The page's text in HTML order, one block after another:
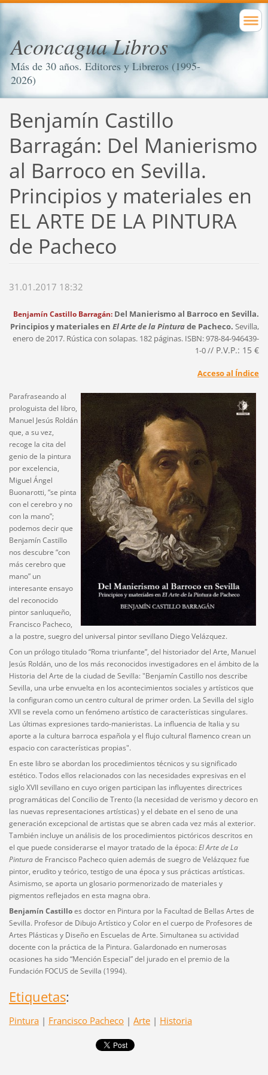
Aconcagua Libros
Más de 30 años. Editores y Libreros (1995-
2026)
Benjamín Castillo
Barragán: Del Manierismo
al Barroco en Sevilla.
Principios y materiales en
EL ARTE DE LA PINTURA
de Pacheco
31.01.2017 18:32
Benjamín Castillo Barragán: Del Manierismo al Barroco en Sevilla.
Principios y materiales enEl Arte de la Pinturade Pacheco.Sevilla,
enero de 2017. Rústica con solapas. 182 páginas. ISBN: 978-84-946439-
1-0 // P.V.P.: 15 €
Acceso al Índice
Parafraseando al
prologuista del libro,
Manuel Jesús Roldán
que, a su vez,
recoge la cita del
genio de la pintura
por excelencia,
Miguel Ángel
Buonarotti, “se pinta
con el cerebro y no
con la mano”;
podemos decir que
Benjamín Castillo
nos descubre “con
más cerebro que
mano” un
interesante ensayo
del reconocido
pintor sanluqueño,
Francisco Pacheco,
a la postre, suegro del universal pintor sevillano Diego Velázquez.
Con un prólogo titulado “Roma triunfante”, del historiador del Arte, Manuel
Jesús Roldán, uno de los más reconocidos investigadores en el ámbito de la
Historia del Arte de la ciudad de Sevilla: "Benjamín Castillo nos describe
Sevilla, una urbe envuelta en los acontecimientos sociales y artísticos que
la configuran como un centro cultural de primer orden. La Sevilla del siglo
XVII se revela como un fenómeno artístico de características singulares.
Las últimas expresiones tardo-manieristas. La influencia de Italia y su
aporte a la cultura barroca española y el flujo cultural flamenco crean un
espacio con características propias".
En este libro se abordan los procedimientos técnicos y su significado
estético. Todos ellos relacionados con las necesidades expresivas en el
siglo XVII sevillano en cuyo origen participan las influyentes directrices
programáticas del Concilio de Trento (la necesidad de verismo y decoro en
las nuevas representaciones artísticas) y el debate en el seno de una
generación excepcional de artistas que se abren cada vez más al exterior.
También incluye un análisis de los procedimientos pictóricos descritos en
el que puede considerarse el mayor tratado de la época: El Arte de La
Pinturade Francisco Pacheco quien además de suegro de Velázquez fue
pintor, erudito y teórico, testigo de una época y sus prácticas artísticas.
Asimismo, se aporta un glosario pormenorizado de materiales y
pigmentos reflejados en esta magna obra.
Benjamín Castilloes doctor en Pintura por la Facultad de Bellas Artes de
Sevilla. Profesor de Dibujo Artístico y Color en el cuerpo de Profesores de
Artes Plásticas y Diseño en Escuelas de Arte. Simultanea su actividad
docente con la práctica de la Pintura. Galardonado en numerosas
ocasiones ha sido “Mención Especial” del jurado en el premio de la
Fundación FOCUS de Sevilla (1994).
Etiquetas:
Pintura | Francisco Pacheco | Arte | Historia